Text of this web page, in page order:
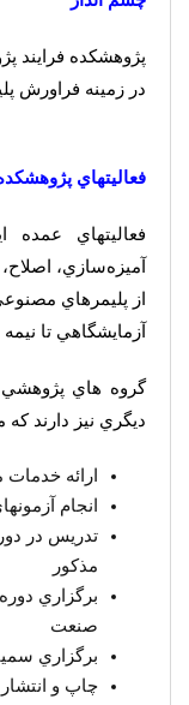
پژوهشکده فرايند
در زمينه فراورش
فعاليتهاي
فعاليت­هاي عمده
آميزه‌سازي،
از پليمرهاي
آزمايشگاهي تا
گروه­ هاي پژوهشي
ديگري نيز دارند كه
ارائه
انجام
تدريس در
مذكور
برگزاري
صنعت
برگزاري
چاپ و